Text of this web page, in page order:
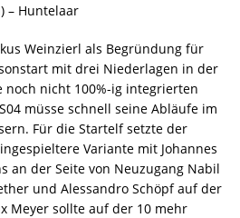
– Huntelaar
Weinzierl als Begründung für
mit drei Niederlagen in der
noch nicht 100%-ig integrierten
müsse schnell seine Abläufe im
Für die Startelf setzte der
Variante mit Johannes
an der Seite von Neuzugang Nabil
und Alessandro Schöpf auf der
Meyer sollte auf der 10 mehr